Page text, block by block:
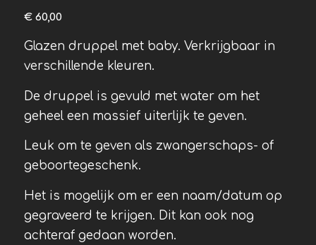
€60,00
Glazen druppel met baby. Verkrijgbaar in
verschillende kleuren.
De druppel is gevuld met water om het
geheel een massief uiterlijk te geven.
Leuk om te geven als zwangerschaps- of
geboortegeschenk.
Het is mogelijk om er een naam/datum op
gegraveerd te krijgen. Dit kan ook nog
achteraf gedaan worden.